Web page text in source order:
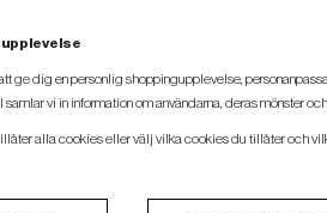
ofta under en runda, så den måste
Magnetisk
ge dig en personlig shoppingupplevelse,
vi in information om användarna, deras mönster
alla cookies eller välj vilka cookies du tillåter och